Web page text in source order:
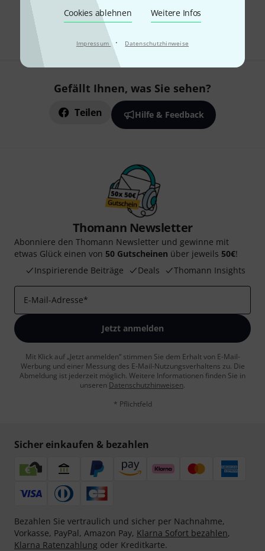
Cookies ablehnen Weitere Infos
Impressum · Datenschutzhinweise
Kostenloser Versand ab 29 €
Alle Preise inkl. MwSt.
Gefällt Ihnen, was Sie sehen?
Teilen Hilfe & Feedback
Thomann Newsletter
Abonniere den Thomann Newsletter und gewinne mit
etwas Glück einen von 50 Gutscheinen über jeweils 50€!
Inspirierende Beiträge
Deals Thomann Insights
E-Mail-Adresse*
Jetzt anmelden
Mit Klick auf „Jetzt anmelden“ stimmen Sie dem Erhalt von E-Mail-
Werbung und einer Messung des E-Mail-Nutzungsverhaltens zu. Die
Abmeldung ist jederzeit möglich. Weitere Informationen finden Sie in
unseren Datenschutzhinweisen.
* Pflichtfeld
Sicher einkaufen & bezahlen
Bezahlen Sie vertraulich und sicher per Nachnahme,
Vorkasse, PayPal, Amazon Pay, Klarna Sofort bezahlen,
Klarna Ratenzahlung oder Kreditkarte.